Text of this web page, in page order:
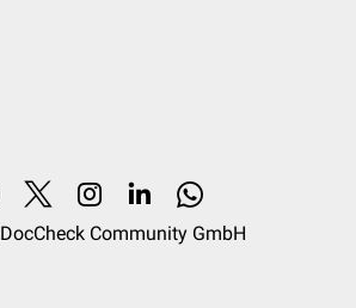
DocCheck Community GmbH